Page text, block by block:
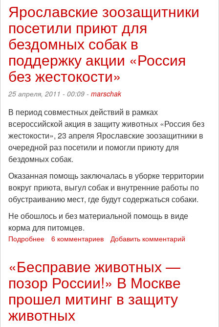
жестокости"
Перми
Ярославские зоозащитники
посетили приют для
бездомных собак в
поддержку акции «Россия
без жестокости»
25 апреля, 2011 - 00:09 - marschak
В период совместных действий в рамках
всероссийской акция в защиту животных «Россия без
жестокости», 23 апреля Ярославские зоозащитники в
очередной раз посетили и помогли приюту для
бездомных собак.
Оказанная помощь заключалась в уборке территории
вокруг приюта, выгул собак и внутренние работы по
обустраиванию мест, где будут содержаться собаки.
Не обошлось и без материальной помощь в виде
корма для питомцев.
Подробнее
посетили
приют
для
бездомных
собак
в
6 комментариев Добавить комментарий
«Бесправие животных —
позор России!» В Москве
прошел митинг в защиту
животных